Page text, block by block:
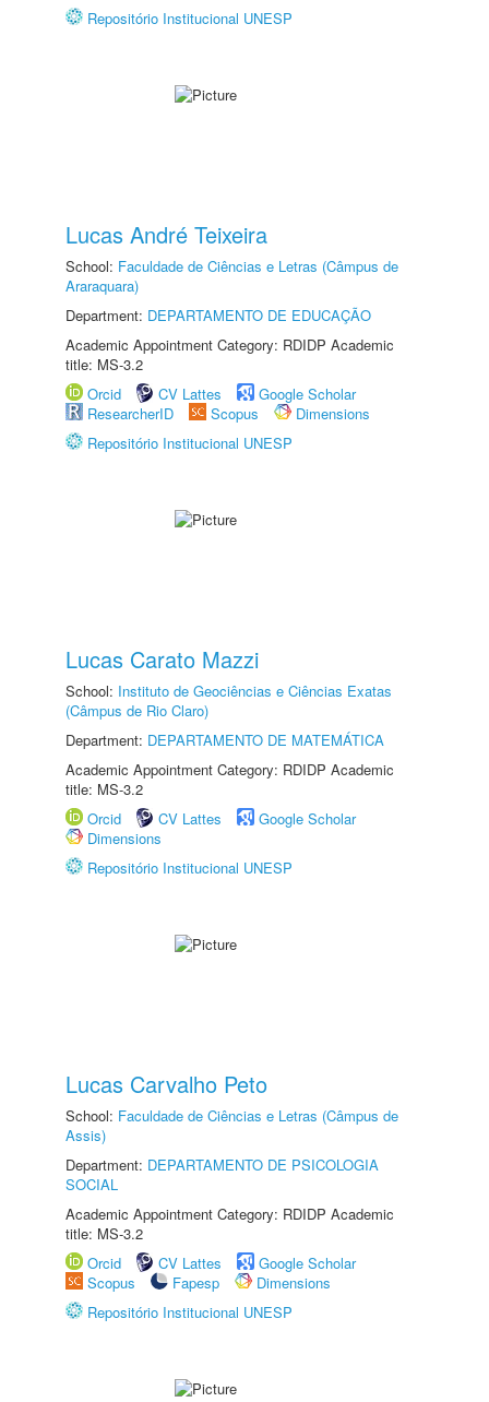
Repositório Institucional UNESP
Lucas André Teixeira
School: Faculdade de Ciências e Letras (Câmpus de
Araraquara)
Department: DEPARTAMENTO DE EDUCAÇÃO
Academic Appointment Category: RDIDP Academic
title: MS-3.2
Orcid
CV Lattes
Google Scholar
ResearcherID
Scopus
Dimensions
Repositório Institucional UNESP
Lucas Carato Mazzi
School: Instituto de Geociências e Ciências Exatas
(Câmpus de Rio Claro)
Department: DEPARTAMENTO DE MATEMÁTICA
Academic Appointment Category: RDIDP Academic
title: MS-3.2
Orcid
CV Lattes
Google Scholar
Dimensions
Repositório Institucional UNESP
Lucas Carvalho Peto
School: Faculdade de Ciências e Letras (Câmpus de
Assis)
Department: DEPARTAMENTO DE PSICOLOGIA
SOCIAL
Academic Appointment Category: RDIDP Academic
title: MS-3.2
Orcid
CV Lattes
Google Scholar
Scopus
Fapesp
Dimensions
Repositório Institucional UNESP